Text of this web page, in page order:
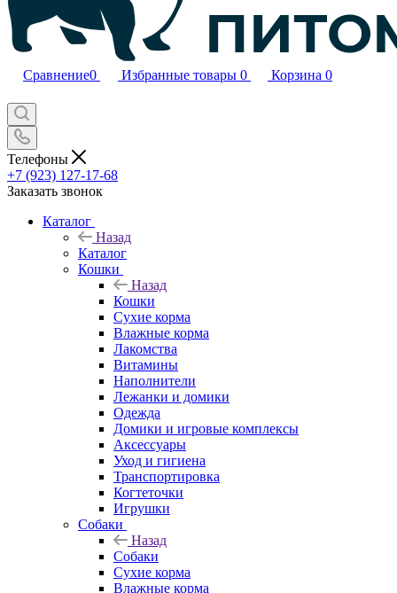
Сравнение0 Избранные товары 0 Корзина 0
Телефоны
+7 (923) 127-17-68
Заказать звонок
Каталог
Назад
Каталог
Кошки
Назад
Кошки
Сухие корма
Влажные корма
Лакомства
Витамины
Наполнители
Лежанки и домики
Одежда
Домики и игровые комплексы
Аксессуары
Уход и гигиена
Транспортировка
Когтеточки
Игрушки
Собаки
Назад
Собаки
Сухие корма
Влажные корма